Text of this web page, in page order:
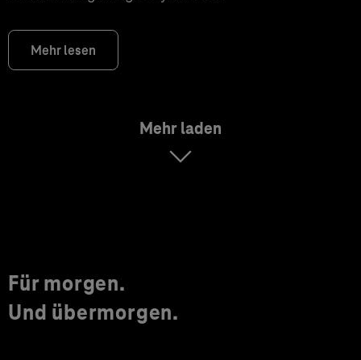
Mehr lesen
Mehr laden
Für morgen.
Und übermorgen.